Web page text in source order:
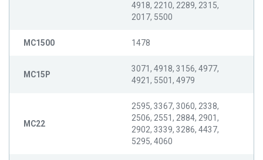
4918, 2210, 2289, 2315,
2017, 5500
MC1500 1478
MC15P
3071, 4918, 3156, 4977,
4921, 5501, 4979
MC22
2595, 3367, 3060, 2338,
2506, 2551, 2884, 2901,
2902, 3339, 3286, 4437,
5295, 4060